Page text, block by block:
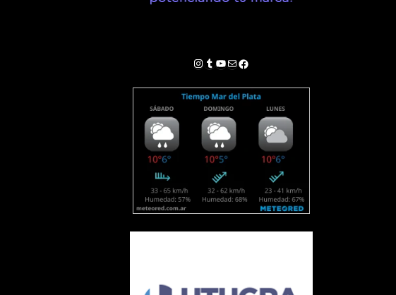
Instagram
Tumblr
YouTube
Correo electrónico
Facebook